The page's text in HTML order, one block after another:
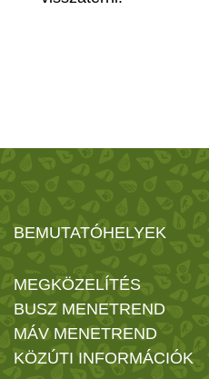
BEMUTATÓHELYEK
MEGKÖZELÍTÉS
BUSZ MENETREND
MÁV MENETREND
KÖZÚTI INFORMÁCIÓK